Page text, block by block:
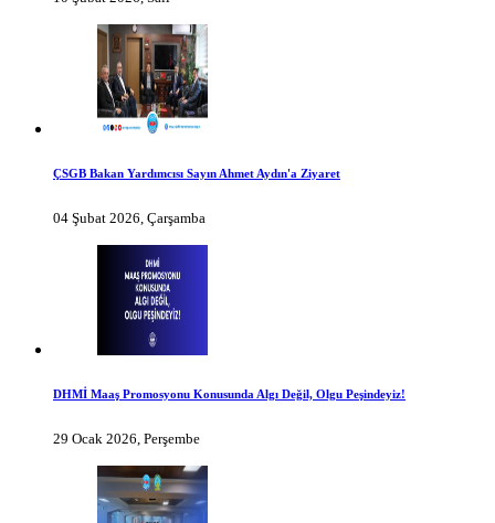
ÇSGB Bakan Yardımcısı Sayın Ahmet Aydın'a Ziyaret
04 Şubat 2026, Çarşamba
DHMİ Maaş Promosyonu Konusunda Algı Değil, Olgu Peşindeyiz!
29 Ocak 2026, Perşembe